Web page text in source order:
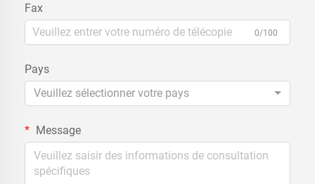
Fax
0/100
Pays
Veuillez sélectionner votre pays
Message